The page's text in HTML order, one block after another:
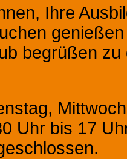
Ihre
begrüßen zu
Uhr bis 17